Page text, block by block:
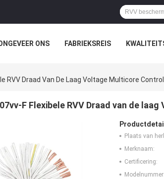
ONS FABRIEKSREIS
RVV Draad Van De Laag Voltage Multicore
F Flexibele RVV Draad van de
Plaats van
Merknaam:
Certificering:
Modelnummer: